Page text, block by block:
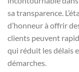
sa transparence.
d’honneur à offrir
clients peuvent
qui réduit les délais
démarches.